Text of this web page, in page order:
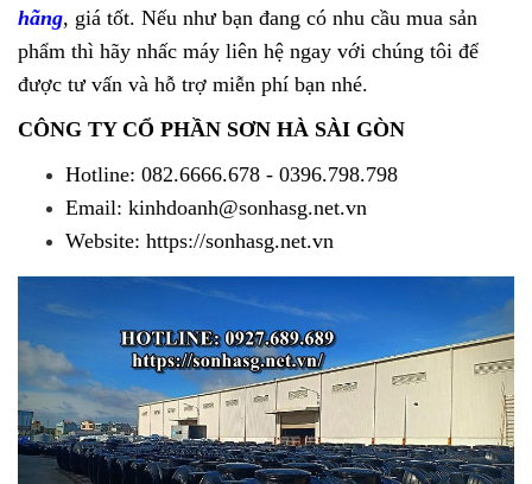
hãng, giá tốt. Nếu như bạn đang có nhu cầu mua sản
phẩm thì hãy nhấc máy liên hệ ngay với chúng tôi để
được tư vấn và hỗ trợ miễn phí bạn nhé.
CÔNG TY CỔ PHẦN SƠN HÀ SÀI GÒN
Hotline: 082.6666.678 - 0396.798.798
Email: kinhdoanh@sonhasg.net.vn
Website: https://sonhasg.net.vn